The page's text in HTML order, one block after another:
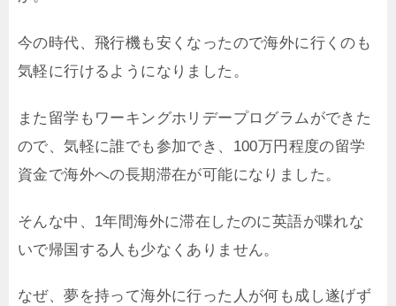
今の時代、飛行機も安くなったので海外に行くのも
気軽に行けるようになりました。
また留学もワーキングホリデープログラムができた
ので、気軽に誰でも参加でき、100万円程度の留学
資金で海外への長期滞在が可能になりました。
そんな中、1年間海外に滞在したのに英語が喋れな
いで帰国する人も少なくありません。
なぜ、夢を持って海外に行った人が何も成し遂げず